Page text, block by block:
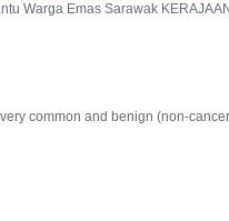
Warga Emas Sarawak
common and benign (non-